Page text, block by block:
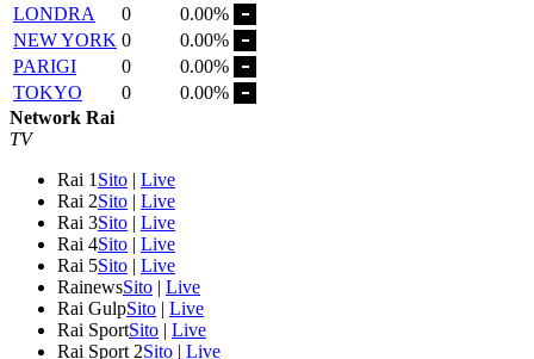
LONDRA
0
0.00%
NEW YORK 0
0.00%
PARIGI
0
0.00%
TOKYO
0
0.00%
Network Rai
TV
Rai 1 Sito | Live
Rai 2Sito | Live
Rai 3Sito | Live
Rai 4Sito | Live
Rai 5Sito | Live
RainewsSito | Live
Rai GulpSito | Live
Rai SportSito | Live
Rai Sport 2Sito | Live